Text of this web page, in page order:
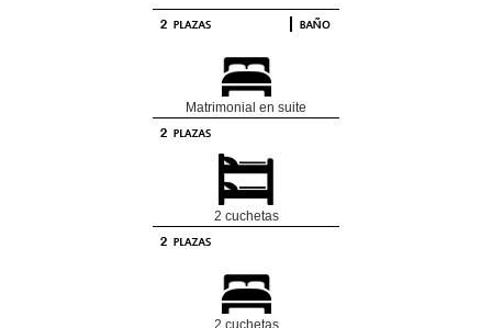
Matrimonial en suite
2 cuchetas
2 cuchetas